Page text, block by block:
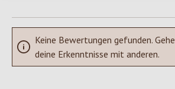
Keine Bewertungen gefunden.
deine Erkenntnisse mit anderen.